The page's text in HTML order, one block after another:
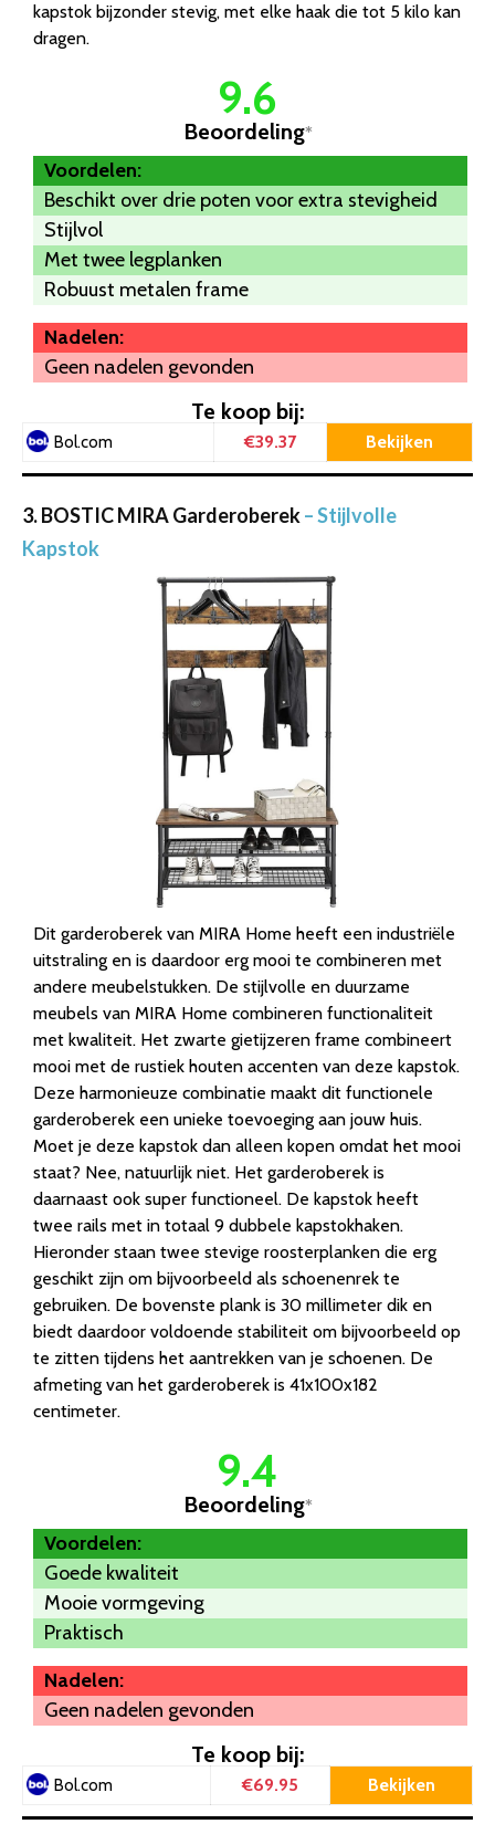
kapstok bijzonder stevig, met elke haak die tot 5 kilo kan
dragen.
9.6
Beoordeling*
Voordelen:
Beschikt over drie poten voor extra stevigheid
Stijlvol
Met twee legplanken
Robuust metalen frame
Nadelen:
Geen nadelen gevonden
Te koop bij:
Bol.com €39.37 Bekijken
3. BOSTIC MIRA Garderoberek– Stijlvolle
Kapstok
Dit garderoberek van MIRA Home heeft een industriële
uitstraling en is daardoor erg mooi te combineren met
andere meubelstukken. De stijlvolle en duurzame
meubels van MIRA Home combineren functionaliteit
met kwaliteit. Het zwarte gietijzeren frame combineert
mooi met de rustiek houten accenten van deze kapstok.
Deze harmonieuze combinatie maakt dit functionele
garderoberek een unieke toevoeging aan jouw huis.
Moet je deze kapstok dan alleen kopen omdat het mooi
staat? Nee, natuurlijk niet. Het garderoberek is
daarnaast ook super functioneel. De kapstok heeft
twee rails met in totaal 9 dubbele kapstokhaken.
Hieronder staan twee stevige roosterplanken die erg
geschikt zijn om bijvoorbeeld als schoenenrek te
gebruiken. De bovenste plank is 30 millimeter dik en
biedt daardoor voldoende stabiliteit om bijvoorbeeld op
te zitten tijdens het aantrekken van je schoenen. De
afmeting van het garderoberek is 41x100x182
centimeter.
9.4
Beoordeling*
Voordelen:
Goede kwaliteit
Mooie vormgeving
Praktisch
Nadelen:
Geen nadelen gevonden
Te koop bij:
Bol.com €69.95 Bekijken